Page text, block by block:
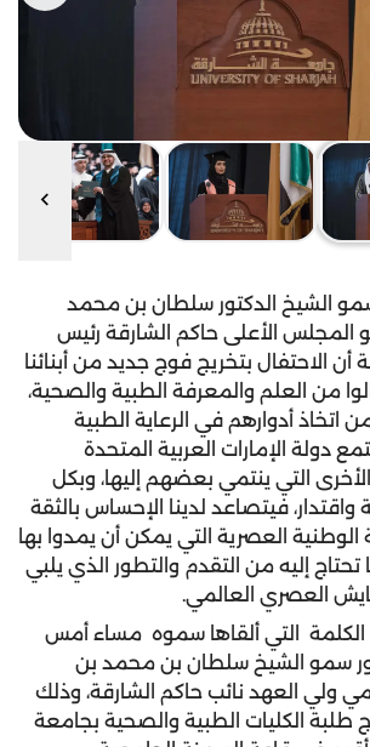
الشيخ الدكتور سلطان بن محمد
المجلس الأعلى حاكم الشارقة رئيس
أن الاحتفال بتخريج فوج جديد من أبنائنا
من العلم والمعرفة الطبية والصحية،
اتخاذ أدوارهم في الرعاية الطبية
دولة الإمارات العربية المتحدة
التي ينتمي بعضهم إليها، وبكل
فيتصاعد لدينا الإحساس بالثقة
الوطنية العصرية التي يمكن أن يمدوا بها
تحتاج إليه من التقدم والتطور الذي يلبي
العصري العالمي.
الكلمة التي ألقاها سموه مساء أمس
سمو الشيخ سلطان بن محمد بن
ولي العهد نائب حاكم الشارقة، وذلك
الكليات الطبية والصحية بجامعة